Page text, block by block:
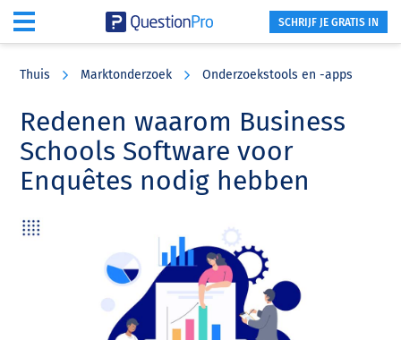
content
sidebar
SCHRIJF JE GRATIS IN
Thuis Marktonderzoek Onderzoekstools en -apps
Redenen waarom Business
Schools Software voor
Enquêtes nodig hebben